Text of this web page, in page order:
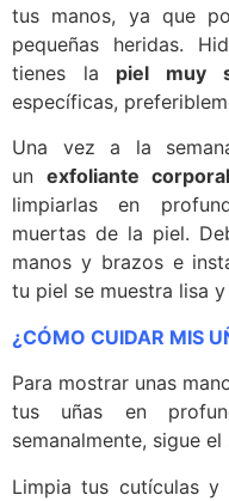
tus manos, ya que
pequeñas heridas.
tienes la piel muy
específicas,
Una vez a la
unexfoliante corporal
limpiarlas en
muertas de la piel.
manos y brazos e
tu piel se muestra lisa y
¿CÓMO CUIDAR MIS
Para mostrar unas
tus uñas en
semanalmente, sigue
Limpia tus cutículas